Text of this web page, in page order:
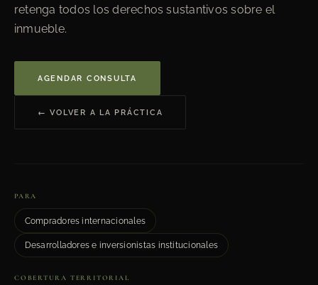
retenga todos los derechos sustantivos sobre el
inmueble.
AGENDAR CONSULTA
← VOLVER A LA PRÁCTICA
PARA
Compradores internacionales
Desarrolladores e inversionistas institucionales
COBERTURA TERRITORIAL